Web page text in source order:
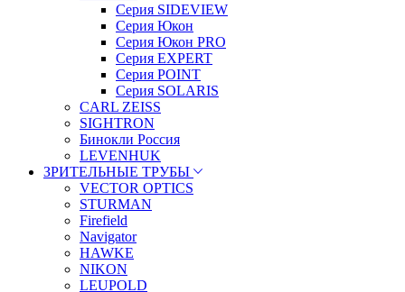
Серия SIDEVIEW
Серия Юкон
Серия Юкон PRO
Серия EXPERT
Серия POINT
Серия SOLARIS
CARL ZEISS
SIGHTRON
Бинокли Россия
LEVENHUK
ЗРИТЕЛЬНЫЕ ТРУБЫ
VECTOR OPTICS
STURMAN
Firefield
Navigator
HAWKE
NIKON
LEUPOLD